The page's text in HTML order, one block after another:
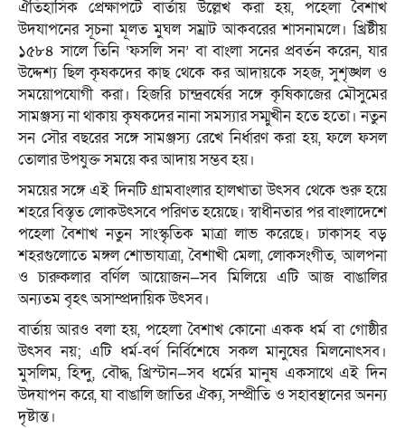
ঐতিহাসিক প্রেক্ষাপটে বার্তায় উল্লেখ করা হয়, পহেলা বৈশাখ
উদযাপনের সূচনা মূলত মুঘল সম্রাট আকবরের শাসনামলে। খ্রিষ্টীয়
১৫৮৪ সালে তিনি ‘ফসলি সন’ বা বাংলা সনের প্রবর্তন করেন, যার
উদ্দেশ্য ছিল কৃষকদের কাছ থেকে কর আদায়কে সহজ, সুশৃঙ্খল ও
সময়োপযোগী করা। হিজরি চান্দ্রবর্ষের সঙ্গে কৃষিকাজের মৌসুমের
সামঞ্জস্য না থাকায় কৃষকদের নানা সমস্যার সম্মুখীন হতে হতো। নতুন
সন সৌর বছরের সঙ্গে সামঞ্জস্য রেখে নির্ধারণ করা হয়, ফলে ফসল
তোলার উপযুক্ত সময়ে কর আদায় সম্ভব হয়।
সময়ের সঙ্গে এই দিনটি গ্রামবাংলার হালখাতা উৎসব থেকে শুরু হয়ে
শহরে বিস্তৃত লোকউৎসবে পরিণত হয়েছে। স্বাধীনতার পর বাংলাদেশে
পহেলা বৈশাখ নতুন সাংস্কৃতিক মাত্রা লাভ করেছে। ঢাকাসহ বড়
শহরগুলোতে মঙ্গল শোভাযাত্রা, বৈশাখী মেলা, লোকসংগীত, আলপনা
ও চারুকলার বর্ণিল আয়োজন—সব মিলিয়ে এটি আজ বাঙালির
অন্যতম বৃহৎ অসাম্প্রদায়িক উৎসব।
বার্তায় আরও বলা হয়, পহেলা বৈশাখ কোনো একক ধর্ম বা গোষ্ঠীর
উৎসব নয়; এটি ধর্ম-বর্ণ নির্বিশেষে সকল মানুষের মিলনোৎসব।
মুসলিম, হিন্দু, বৌদ্ধ, খ্রিস্টান—সব ধর্মের মানুষ একসাথে এই দিন
উদযাপন করে, যা বাঙালি জাতির ঐক্য, সম্প্রীতি ও সহাবস্থানের অনন্য
দৃষ্টান্ত।